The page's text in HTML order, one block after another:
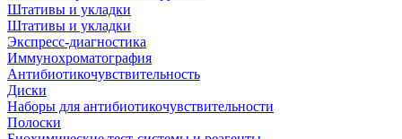
Штативы и укладки
Штативы и укладки
Экспресс-диагностика
Иммунохроматография
Антибиотикочувствительность
Диски
Наборы для антибиотикочувствительности
Полоски